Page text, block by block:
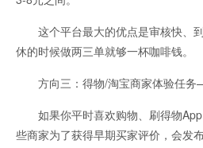
这个平台最大的优点是审核快、
休的时候做两三单就够一杯咖啡钱。
方向三：得物/淘宝商家体验任
如果你平时喜欢购物、刷得物App
些商家为了获得早期买家评价，会发